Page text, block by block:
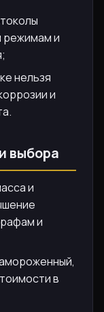
режимам и
нельзя
и
выбора
и
и
в